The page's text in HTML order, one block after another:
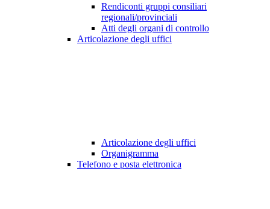
Rendiconti gruppi consiliari
regionali/provinciali
Atti degli organi di controllo
Articolazione degli uffici
Articolazione degli uffici
Organigramma
Telefono e posta elettronica